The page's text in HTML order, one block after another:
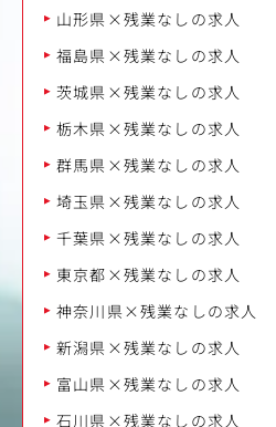
山形県×残業なしの求人
福島県×残業なしの求人
茨城県×残業なしの求人
栃木県×残業なしの求人
群馬県×残業なしの求人
埼玉県×残業なしの求人
千葉県×残業なしの求人
東京都×残業なしの求人
神奈川県×残業なしの求人
新潟県×残業なしの求人
富山県×残業なしの求人
石川県×残業なしの求人